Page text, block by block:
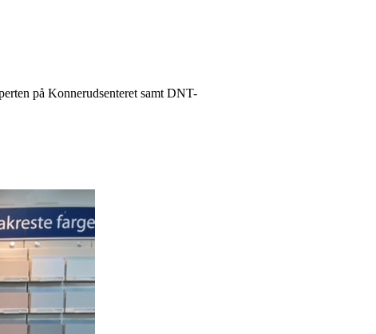
på Konnerudsenteret samt DNT-